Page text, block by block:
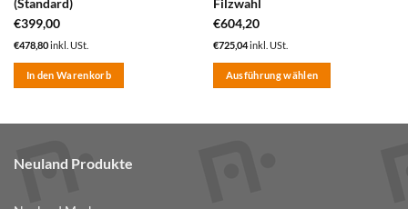
(Standard)
€399,00
€478,80inkl. USt.
In den Warenkorb
Filzwahl
€604,20
€725,04inkl. USt.
Ausführung wählen
Neuland Produkte